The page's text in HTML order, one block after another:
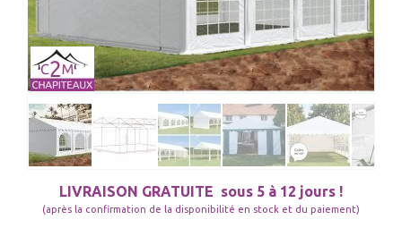
LIVRAISON GRATUITE sous 5 à 12 jours !
(après la confirmation de la disponibilité en stock et du paiement)